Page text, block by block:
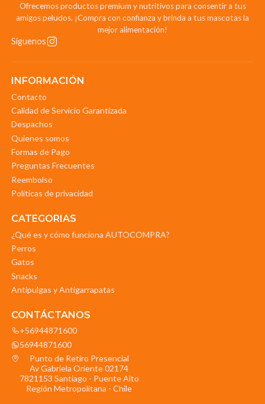
Ofrecemos productos premium y nutritivos para consentir a tus
amigos peludos. ¡Compra con confianza y brinda a tus mascotas la
mejor alimentación!
Síguenos
INFORMACIÓN
Contacto
Calidad de Servicio Garantizada
Despachos
Quienes somos
Formas de Pago
Preguntas Frecuentes
Reembolso
Politicas de privacidad
CATEGORIAS
¿Qué es y cómo funciona AUTOCOMPRA?
Perros
Gatos
Snacks
Antipulgas y Antigarrapatas
CONTÁCTANOS
+56944871600
56944871600
Punto de Retiro Presencial
Av Gabriela Oriente 02174
7821153 Santiago - Puente Alto
Región Metropolitana - Chile